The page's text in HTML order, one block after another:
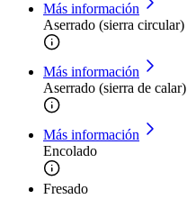
Más información
Aserrado (sierra circular)
Más información
Aserrado (sierra de calar)
Más información
Encolado
Fresado